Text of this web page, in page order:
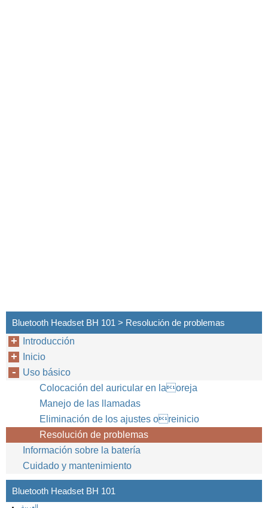
Bluetooth Headset BH 101 > Resolución de problemas
Introducción
Inicio
Uso básico
Colocación del auricular en laoreja
Manejo de las llamadas
Eliminación de los ajustes oreinicio
Resolución de problemas
Información sobre la batería
Cuidado y mantenimiento
Bluetooth Headset BH 101